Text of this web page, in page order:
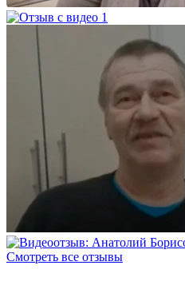
Смотреть все отзывы